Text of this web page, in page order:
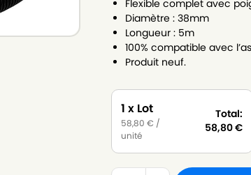
Flexible complet avec
Diamètre : 38mm
Longueur : 5m
100% compatible avec
Produit neuf.
1 x Lot
58,80€ /
unité
Total:
58,80€